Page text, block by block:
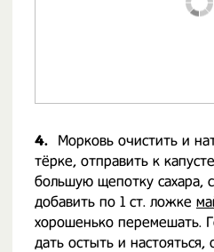
4.
Морковь очистить и
тёрке, отправить к
большую щепотку сахара,
добавить по 1 ст. ложке
хорошенько перемешать.
дать остыть и настояться,